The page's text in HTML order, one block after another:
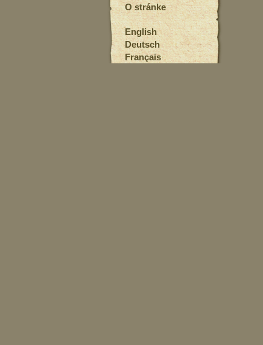
O stránke
English
Deutsch
Français